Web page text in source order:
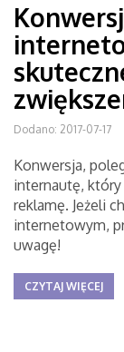
Dodano: 2017-07-17
Konwersja,
internautę,
reklamę. Jeżeli
internetowym,
uwagę!
CZYTAJ WIĘCEJ